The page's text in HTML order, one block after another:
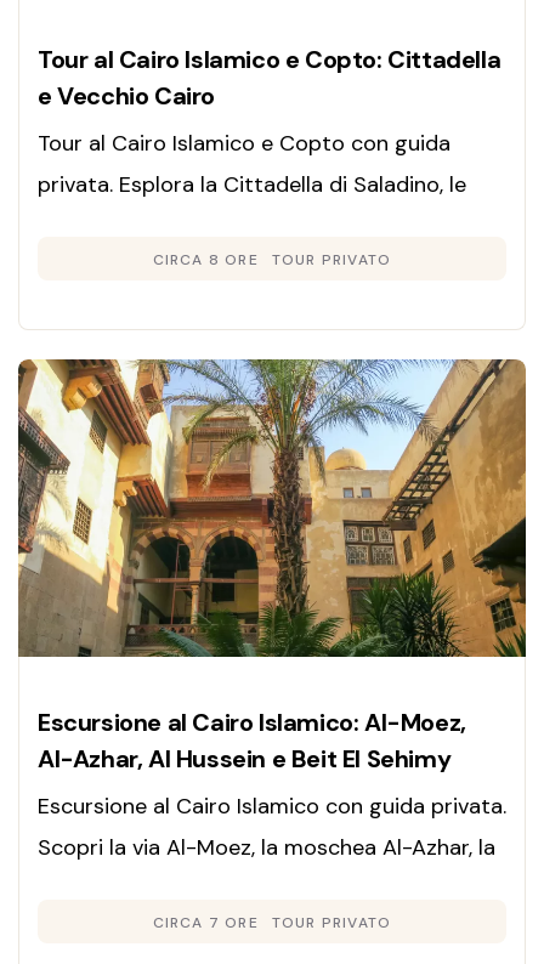
Tour al Cairo Islamico e Copto: Cittadella
e Vecchio Cairo
Tour al Cairo Islamico e Copto con guida
privata. Esplora la Cittadella di Saladino, le
Vecchio Cairo e il bazar. Pranzo.
CIRCA 8 ORE TOUR PRIVATO
Escursione al Cairo Islamico: Al-Moez,
Al-Azhar, Al Hussein e Beit El Sehimy
Escursione al Cairo Islamico con guida privata.
Scopri la via Al-Moez, la moschea Al-Azhar, la
CIRCA 7 ORE TOUR PRIVATO